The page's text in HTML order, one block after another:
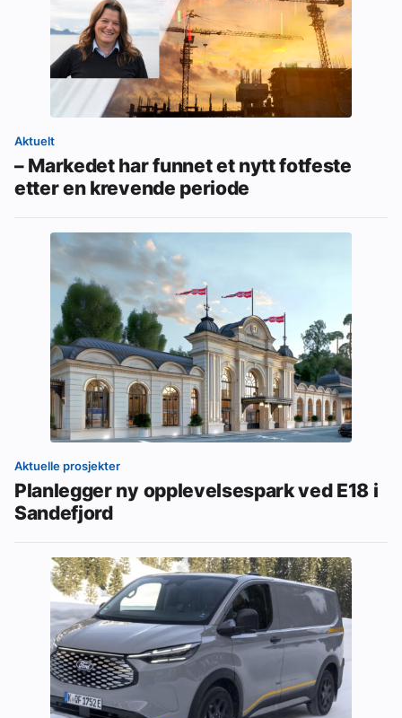
Aktuelt
– Markedet har funnet et nytt fotfeste
etter en krevende periode
Aktuelle prosjekter
Planlegger ny opplevelsespark ved E18 i
Sandefjord